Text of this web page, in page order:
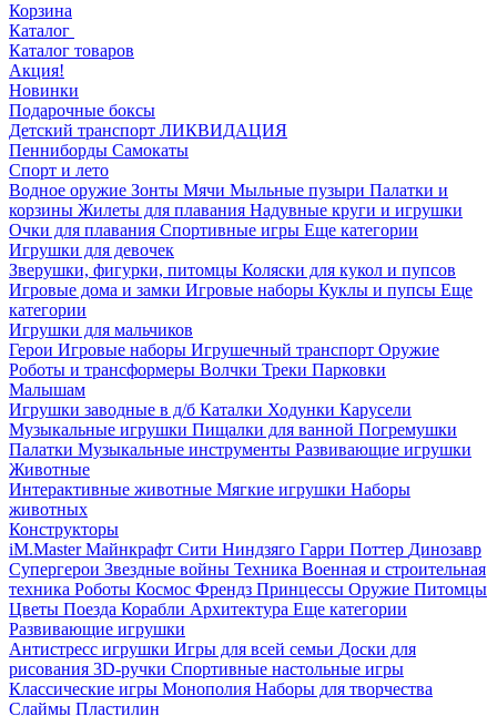
Корзина
Каталог
Каталог товаров
Акция!
Новинки
Подарочные боксы
Детский транспорт ЛИКВИДАЦИЯ
Пенниборды Самокаты
Спорт и лето
Водное оружие Зонты Мячи Мыльные пузыри Палатки и
корзины Жилеты для плавания Надувные круги и игрушки
Очки для плавания Спортивные игры Еще категории
Игрушки для девочек
Зверушки, фигурки, питомцы Коляски для кукол и пупсов
Игровые дома и замки Игровые наборы Куклы и пупсы Еще
категории
Игрушки для мальчиков
Герои Игровые наборы Игрушечный транспорт Оружие
Роботы и трансформеры Волчки Треки Парковки
Малышам
Игрушки заводные в д/б Каталки Ходунки Карусели
Музыкальные игрушки Пищалки для ванной Погремушки
Палатки Музыкальные инструменты Развивающие игрушки
Животные
Интерактивные животные Мягкие игрушки Наборы
животных
Конструкторы
iM.Master Майнкрафт Сити Ниндзяго Гарри Поттер Динозавр
Супергерои Звездные войны Техника Военная и строительная
техника Роботы Космос Френдз Принцессы Оружие Питомцы
Цветы Поезда Корабли Архитектура Еще категории
Развивающие игрушки
Антистресс игрушки Игры для всей семьи Доски для
рисования 3D-ручки Спортивные настольные игры
Классические игры Монополия Наборы для творчества
Слаймы Пластилин